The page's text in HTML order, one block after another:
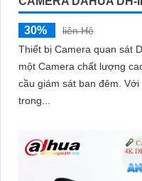
30%
liên Hệ
Thiết bị Camera quan sát
một Camera chất lượng
cầu giám sát ban đêm. Với khả năng xem ban đêm Full Color
trong...